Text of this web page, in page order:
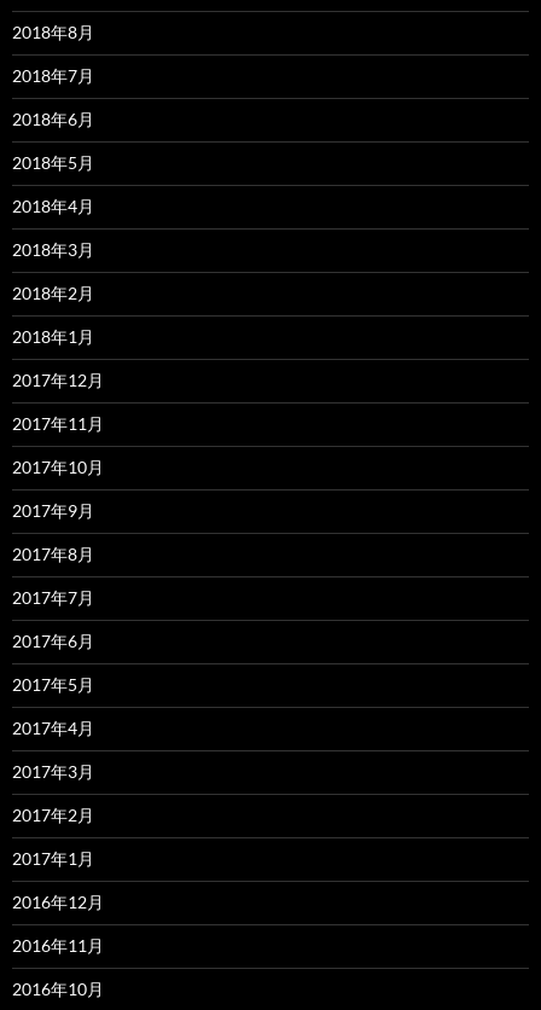
2018年8月
2018年7月
2018年6月
2018年5月
2018年4月
2018年3月
2018年2月
2018年1月
2017年12月
2017年11月
2017年10月
2017年9月
2017年8月
2017年7月
2017年6月
2017年5月
2017年4月
2017年3月
2017年2月
2017年1月
2016年12月
2016年11月
2016年10月